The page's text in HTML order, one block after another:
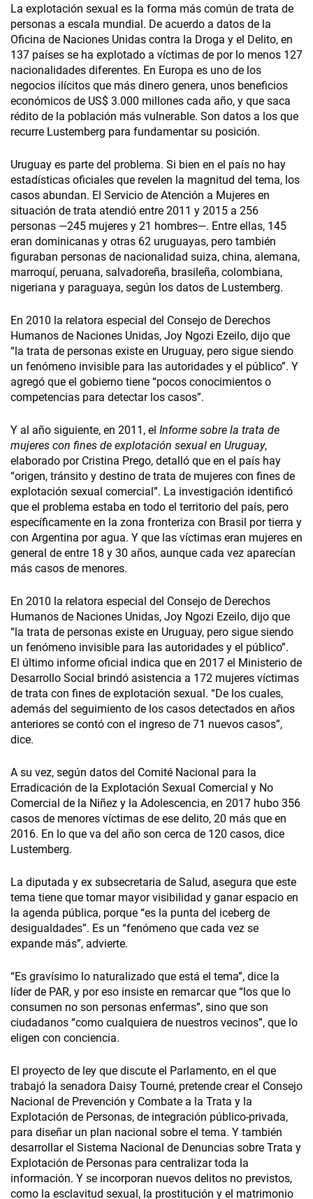
La explotación sexual es la forma más común de trata de
personas a escala mundial. De acuerdo a datos de la
Oficina de Naciones Unidas contra la Droga y el Delito, en
137 países se ha explotado a víctimas de por lo menos 127
nacionalidades diferentes. En Europa es uno de los
negocios ilícitos que más dinero genera, unos beneficios
económicos de US$ 3.000 millones cada año, y que saca
rédito de la población más vulnerable. Son datos a los que
recurre Lustemberg para fundamentar su posición.
Uruguay es parte del problema. Si bien en el país no hay
estadísticas oficiales que revelen la magnitud del tema, los
casos abundan. El Servicio de Atención a Mujeres en
situación de trata atendió entre 2011 y 2015 a 256
personas —245 mujeres y 21 hombres—. Entre ellas, 145
eran dominicanas y otras 62 uruguayas, pero también
figuraban personas de nacionalidad suiza, china, alemana,
marroquí, peruana, salvadoreña, brasileña, colombiana,
nigeriana y paraguaya, según los datos de Lustemberg.
En 2010 la relatora especial del Consejo de Derechos
Humanos de Naciones Unidas, Joy Ngozi Ezeilo, dijo que
“la trata de personas existe en Uruguay, pero sigue siendo
un fenómeno invisible para las autoridades y el público”. Y
agregó que el gobierno tiene “pocos conocimientos o
competencias para detectar los casos”.
Y al año siguiente, en 2011, el Informe sobre la trata de
mujeres con fines de explotación sexual en Uruguay,
elaborado por Cristina Prego, detalló que en el país hay
“origen, tránsito y destino de trata de mujeres con fines de
explotación sexual comercial”. La investigación identificó
que el problema estaba en todo el territorio del país, pero
específicamente en la zona fronteriza con Brasil por tierra y
con Argentina por agua. Y que las víctimas eran mujeres en
general de entre 18 y 30 años, aunque cada vez aparecían
más casos de menores.
En 2010 la relatora especial del Consejo de Derechos
Humanos de Naciones Unidas, Joy Ngozi Ezeilo, dijo que
“la trata de personas existe en Uruguay, pero sigue siendo
un fenómeno invisible para las autoridades y el público”.
El último informe oficial indica que en 2017 el Ministerio de
Desarrollo Social brindó asistencia a 172 mujeres víctimas
de trata con fines de explotación sexual. “De los cuales,
además del seguimiento de los casos detectados en años
anteriores se contó con el ingreso de 71 nuevos casos”,
dice.
A su vez, según datos del Comité Nacional para la
Erradicación de la Explotación Sexual Comercial y No
Comercial de la Niñez y la Adolescencia, en 2017 hubo 356
casos de menores víctimas de ese delito, 20 más que en
2016. En lo que va del año son cerca de 120 casos, dice
Lustemberg.
La diputada y ex subsecretaria de Salud, asegura que este
tema tiene que tomar mayor visibilidad y ganar espacio en
la agenda pública, porque “es la punta del iceberg de
desigualdades”. Es un “fenómeno que cada vez se
expande más”, advierte.
“Es gravísimo lo naturalizado que está el tema”, dice la
líder de PAR, y por eso insiste en remarcar que “los que lo
consumen no son personas enfermas”, sino que son
ciudadanos “como cualquiera de nuestros vecinos”, que lo
eligen con conciencia.
El proyecto de ley que discute el Parlamento, en el que
trabajó la senadora Daisy Tourné, pretende crear el Consejo
Nacional de Prevención y Combate a la Trata y la
Explotación de Personas, de integración público-privada,
para diseñar un plan nacional sobre el tema. Y también
desarrollar el Sistema Nacional de Denuncias sobre Trata y
Explotación de Personas para centralizar toda la
información. Y se incorporan nuevos delitos no previstos,
como la esclavitud sexual, la prostitución y el matrimonio